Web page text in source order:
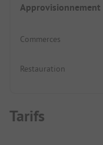
Approvisionnement
Commerces
Restauration
Tarifs